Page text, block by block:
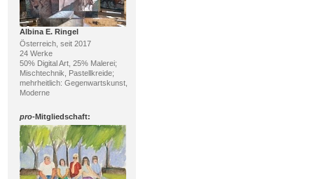
Albina E. Ringel
Österreich, seit 2017
24 Werke
50% Digital Art, 25% Malerei;
Mischtechnik, Pastellkreide;
mehrheitlich: Gegenwartskunst,
Moderne
pro-Mitgliedschaft: